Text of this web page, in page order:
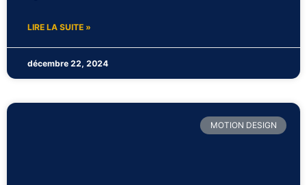
LIRE LA SUITE »
décembre 22, 2024
MOTION DESIGN